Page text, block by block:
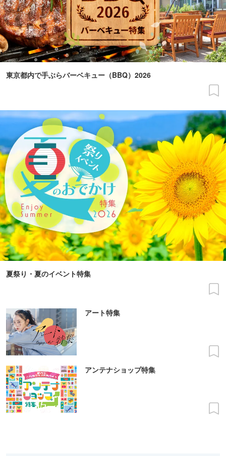
東京都内で手ぶらバーベキュー（BBQ）2026
夏祭り・夏のイベント特集
アート特集
アンテナショップ特集